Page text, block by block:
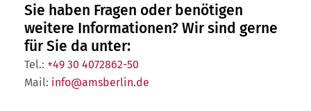
Sie haben Fragen oder benötigen
weitere Informationen? Wir sind gerne
für Sie da unter:
Tel.: +49 30 4072862-50
Mail: info@amsberlin.de